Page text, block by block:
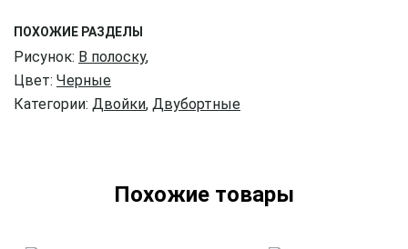
ПОХОЖИЕ РАЗДЕЛЫ
Рисунок: В полоску,
Цвет: Черные
Категории: Двойки, Двубортные
Похожие товары